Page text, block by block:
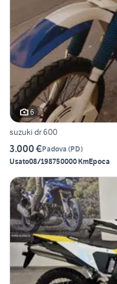
6
suzuki dr 600
3.000 €Padova (PD)
Usato08/198750000 KmEpoca